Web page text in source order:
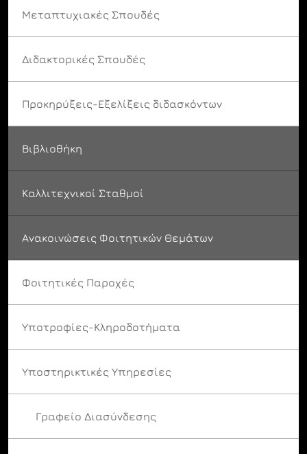
Μεταπτυχιακές Σπουδές
Διδακτορικές Σπουδές
Προκηρύξεις-Εξελίξεις διδασκόντων
Βιβλιοθήκη
Καλλιτεχνικοί Σταθμοί
Ανακοινώσεις Φοιτητικών Θεμάτων
Φοιτητικές Παροχές
Υποτροφίες-Κληροδοτήματα
Υποστηρικτικές Υπηρεσίες
Γραφείο Διασύνδεσης